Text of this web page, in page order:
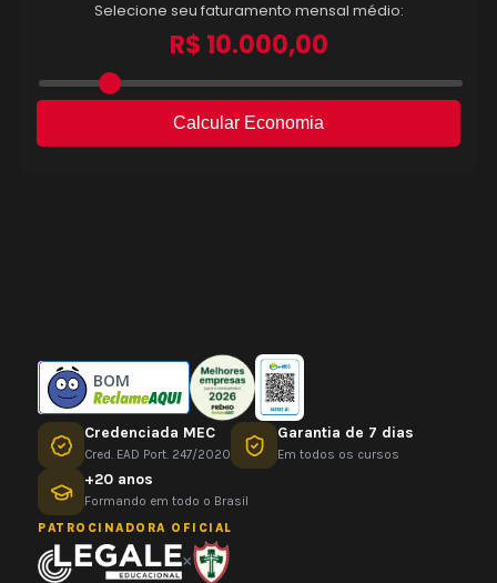
BOM
Credenciada MEC
Cred. EAD Port. 247/2020
Garantia de 7 dias
Em todos os cursos
+20 anos
Formando em todo o Brasil
PATROCINADORA OFICIAL
×